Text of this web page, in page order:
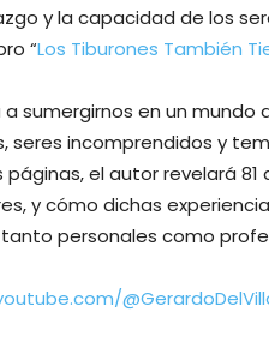
y la capacidad de los
“Los Tiburones También
sumergirnos en un mundo
seres incomprendidos y
el autor revelará
y cómo dichas
personales como